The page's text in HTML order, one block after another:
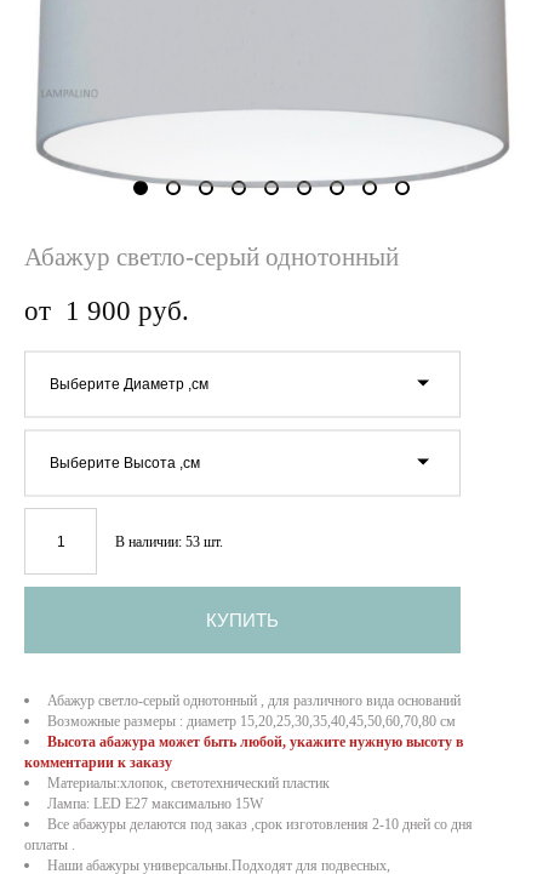
Абажур светло-серый однотонный
от 1 900 pуб.
Выберите Диаметр ,см
Выберите Высота ,см
В наличии: 53 шт.
КУПИТЬ
Абажур светло-серый однотонный , для различного вида оснований
Возможные размеры : диаметр 15,20,25,30,35,40,45,50,60,70,80 см
Высота абажура может быть любой, укажите нужную высоту в
комментарии к заказу
Материалы:хлопок, светотехнический пластик
Лампа: LED E27 максимально 15W
Все абажуры делаются под заказ ,срок изготовления 2-10 дней со дня
оплаты .
Наши абажуры универсальны.Подходят для подвесных,